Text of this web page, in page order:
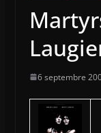
6 septembre